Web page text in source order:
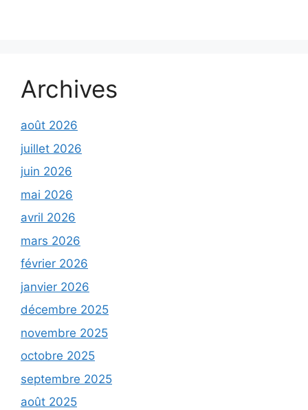
Archives
août 2026
juillet 2026
juin 2026
mai 2026
avril 2026
mars 2026
février 2026
janvier 2026
décembre 2025
novembre 2025
octobre 2025
septembre 2025
août 2025